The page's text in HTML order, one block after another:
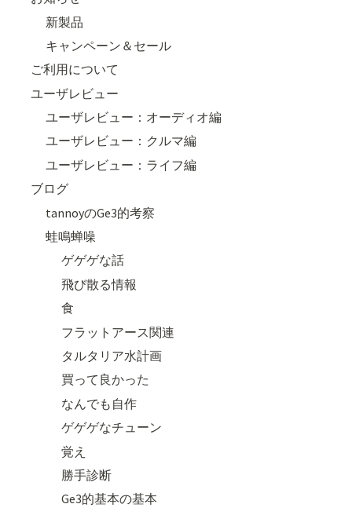
新製品
キャンペーン＆セール
ご利用について
ユーザレビュー
ユーザレビュー：オーディオ編
ユーザレビュー：クルマ編
ユーザレビュー：ライフ編
ブログ
tannoyのGe3的考察
蛙鳴蝉噪
ゲゲゲな話
飛び散る情報
食
フラットアース関連
タルタリア水計画
買って良かった
なんでも自作
ゲゲゲなチューン
覚え
勝手診断
Ge3的基本の基本